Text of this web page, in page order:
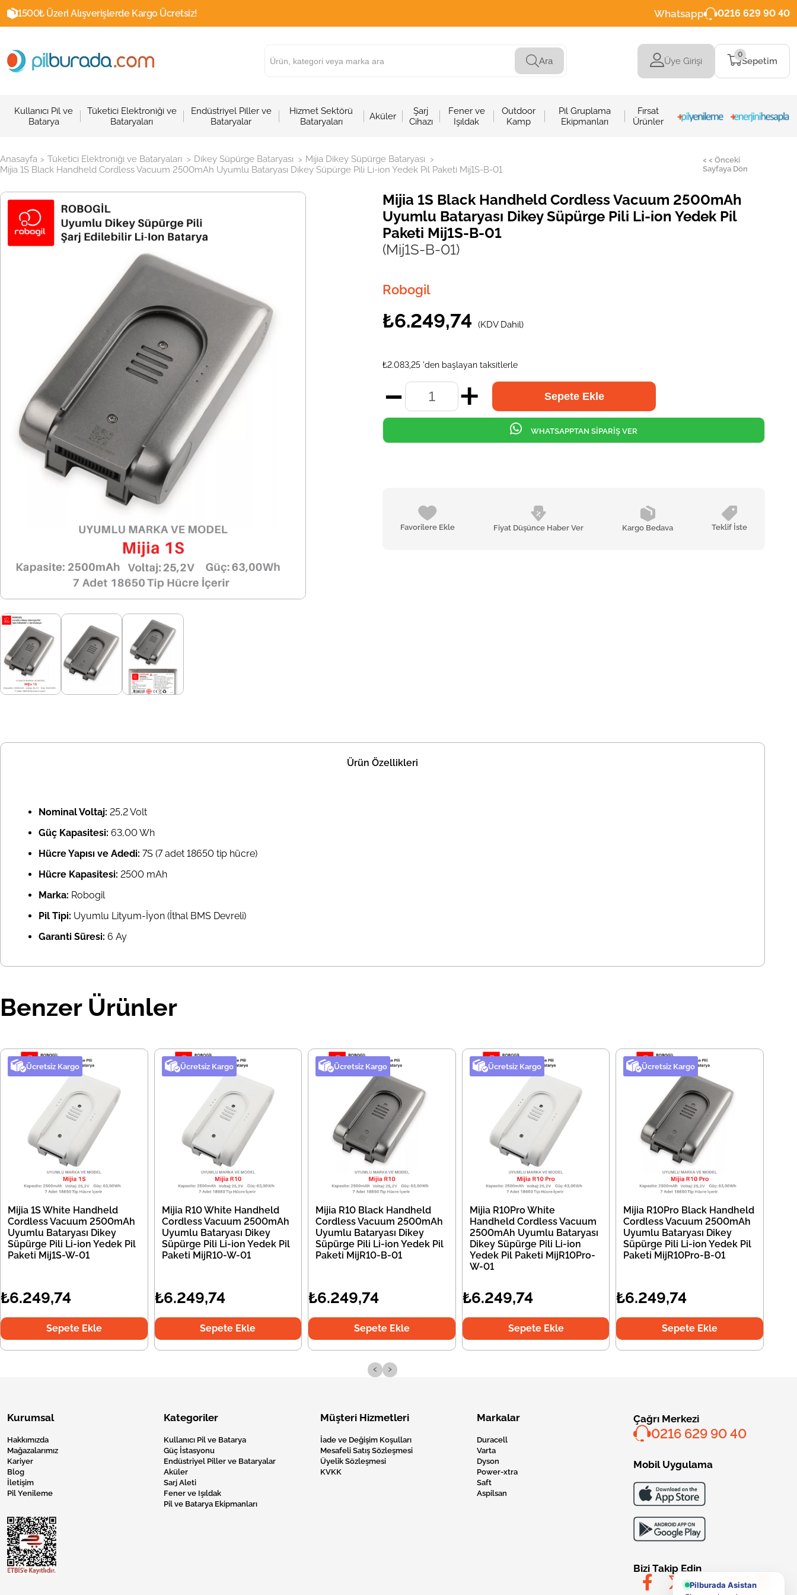
1500₺ Üzeri Alışverişlerde Kargo Ücretsiz! Whatsapp 0216 629 90 40
Ara Üye Girişi Sepetim
0
Kullanıcı Pil ve
Batarya
Tüketici Elektroniği ve
Bataryaları
Endüstriyel Piller ve
Bataryalar
Hizmet Sektörü
Bataryaları
Aküler
Şarj
Cihazı
Fener ve
Işıldak
Outdoor
Kamp
Pil Gruplama
Ekipmanları
Fırsat
Ürünler
Anasayfa > Tüketici Elektroniği ve Bataryaları > Dikey Süpürge Bataryası > Mijia Dikey Süpürge Bataryası >
Mijia 1S Black Handheld Cordless Vacuum 2500mAh Uyumlu Bataryası Dikey Süpürge Pili Li-ion Yedek Pil Paketi Mij1S-B-01
< < Önceki
Sayfaya Dön
Mijia 1S Black Handheld Cordless Vacuum 2500mAh
Uyumlu Bataryası Dikey Süpürge Pili Li-ion Yedek Pil
Paketi Mij1S-B-01
(Mij1S-B-01)
Robogil
₺6.249,74 (KDV Dahil)
₺2.083,25 'den başlayan taksitlerle
Favorilere Ekle Fiyat Düşünce Haber Ver Kargo Bedava Teklif İste
WHATSAPPTAN SİPARİŞ VER
Ürün Özellikleri
Nominal Voltaj: 25,2 Volt
Güç Kapasitesi: 63,00 Wh
Hücre Yapısı ve Adedi: 7S (7 adet 18650 tip hücre)
Hücre Kapasitesi: 2500 mAh
Marka: Robogil
Pil Tipi: Uyumlu Lityum-İyon (İthal BMS Devreli)
Garanti Süresi: 6 Ay
Benzer Ürünler
Ücretsiz Kargo
Mijia 1S White Handheld
Cordless Vacuum 2500mAh
Uyumlu Bataryası Dikey
Süpürge Pili Li-ion Yedek Pil
Paketi Mij1S-W-01
₺6.249,74
Sepete Ekle
Ücretsiz Kargo
Mijia R10 White Handheld
Cordless Vacuum 2500mAh
Uyumlu Bataryası Dikey
Süpürge Pili Li-ion Yedek Pil
Paketi MijR10-W-01
₺6.249,74
Sepete Ekle
Ücretsiz Kargo
Mijia R10 Black Handheld
Cordless Vacuum 2500mAh
Uyumlu Bataryası Dikey
Süpürge Pili Li-ion Yedek Pil
Paketi MijR10-B-01
₺6.249,74
Sepete Ekle
Ücretsiz Kargo
Mijia R10Pro White
Handheld Cordless Vacuum
2500mAh Uyumlu Bataryası
Dikey Süpürge Pili Li-ion
Yedek Pil Paketi MijR10Pro-
W-01
₺6.249,74
Sepete Ekle
Ücretsiz Kargo
Mijia R10Pro Black Handheld
Cordless Vacuum 2500mAh
Uyumlu Bataryası Dikey
Süpürge Pili Li-ion Yedek Pil
Paketi MijR10Pro-B-01
₺6.249,74
Sepete Ekle
‹ ›
Kurumsal
Hakkımızda
Mağazalarımız
Kariyer
Blog
İletişim
Pil Yenileme
Kategoriler
Kullanıcı Pil ve Batarya
Güç İstasyonu
Endüstriyel Piller ve Bataryalar
Aküler
Sarj Aleti
Fener ve Işıldak
Pil ve Batarya Ekipmanları
Müşteri Hizmetleri
İade ve Değişim Koşulları
Mesafeli Satış Sözleşmesi
Üyelik Sözleşmesi
KVKK
Markalar
Duracell
Varta
Dyson
Power-xtra
Saft
Aspilsan
Çağrı Merkezi
0216 629 90 40
Mobil Uygulama
Bizi Takip Edin
Pilburada Asistan